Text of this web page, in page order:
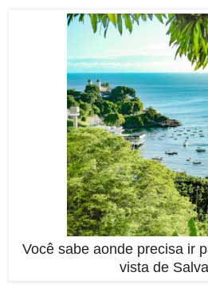
Você sabe aonde precisa ir
vista de